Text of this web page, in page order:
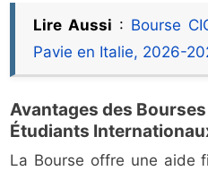
Lire Aussi : Bourse
Pavie en Italie, 2026-
Avantages des
Étudiants
La Bourse offre une aide